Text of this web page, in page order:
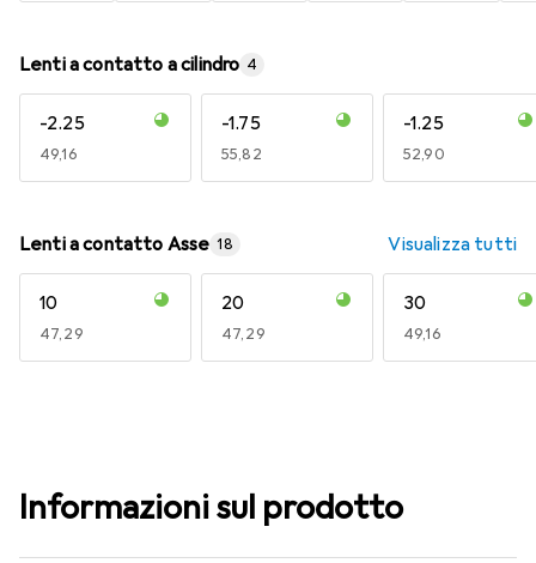
Lenti a contatto a cilindro 4
-2.25
EUR
49,16
-1.75
EUR
55,82
-1.25
EUR
52,90
Lenti a contatto Asse 18 Visualizza tutti
10
EUR
47,29
20
EUR
47,29
30
EUR
49,16
Informazioni sul prodotto